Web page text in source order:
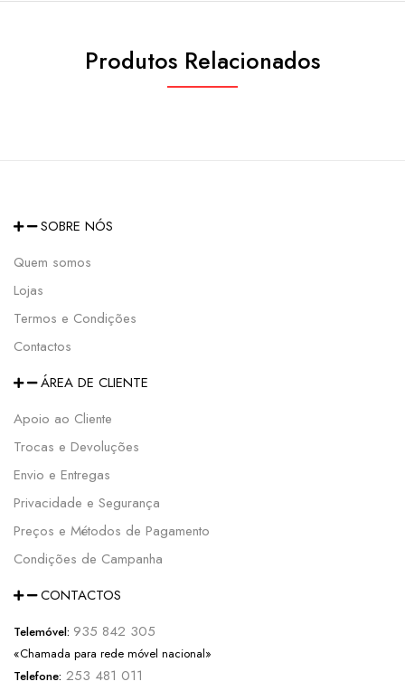
Produtos Relacionados
SOBRE NÓS
Quem somos
Lojas
Termos e Condições
Contactos
ÁREA DE CLIENTE
Apoio ao Cliente
Trocas e Devoluções
Envio e Entregas
Privacidade e Segurança
Preços e Métodos de Pagamento
Condições de Campanha
CONTACTOS
Telemóvel: 935 842 305
«Chamada para rede móvel nacional»
Telefone: 253 481 011